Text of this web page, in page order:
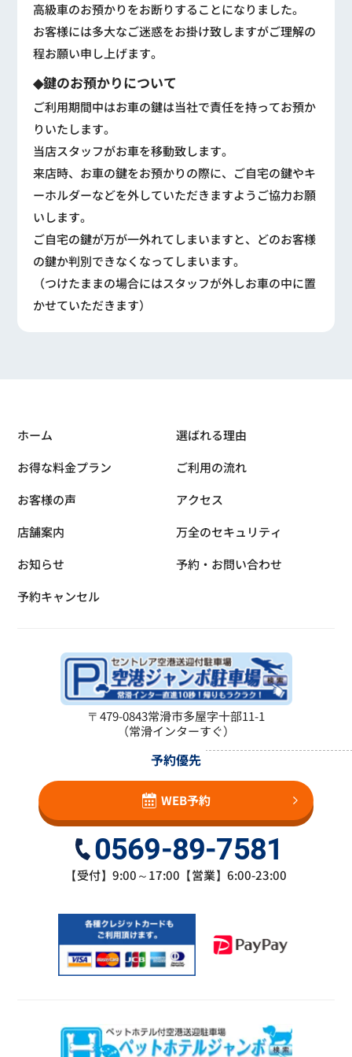
高級車のお預かりをお断りすることになりました。
お客様には多大なご迷惑をお掛け致しますがご理解の
程お願い申し上げます。
◆鍵のお預かりについて
ご利用期間中はお車の鍵は当社で責任を持ってお預か
りいたします。
当店スタッフがお車を移動致します。
来店時、お車の鍵をお預かりの際に、ご自宅の鍵やキ
ーホルダーなどを外していただきますようご協力お願
いします。
ご自宅の鍵が万が一外れてしまいますと、どのお客様
の鍵か判別できなくなってしまいます。
（つけたままの場合にはスタッフが外しお車の中に置
かせていただきます）
ホーム
選ばれる理由
お得な料金プラン
ご利用の流れ
お客様の声
アクセス
店舗案内
万全のセキュリティ
お知らせ
予約・お問い合わせ
予約キャンセル
〒479-0843常滑市多屋字十部11-1
（常滑インターすぐ）
予約優先
WEB予約
0569-89-7581
【受付】9:00～17:00【営業】6:00-23:00